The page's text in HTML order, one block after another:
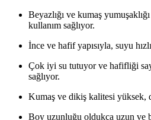
Beyazlığı ve kumaş
kullanım sağlıyor.
İnce ve hafif yapısıyla, suyu
Çok iyi su tutuyor ve hafifliği
sağlıyor.
Kumaş ve dikiş kalitesi yüksek,
Boy uzunluğu oldukça uzun ve